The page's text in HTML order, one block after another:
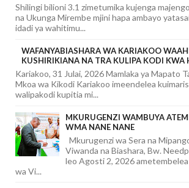
Shilingi bilioni 3.1 zimetumika kujenga
na Ukunga Mirembe mjini hapa ambayo
idadi ya wahitimu...
WAFANYABIASHARA WA KARIAKOO
KUSHIRIKIANA NA TRA KULIPA KODI KWA
Kariakoo, 31 Julai, 2026 Mamlaka ya Mapato
Mkoa wa Kikodi Kariakoo imeendelea
walipakodi kupitia mi...
MKURUGENZI WAMBUYA
WMA NANE NANE
Mkurugenzi wa Sera na
Viwanda na Biashara, Bw.
leo Agosti 2, 2026 ametembelea
wa Vi...